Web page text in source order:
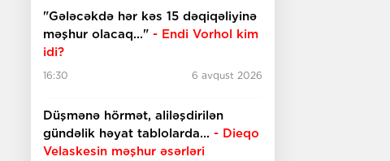
"Gələcəkdə hər kəs 15 dəqiqəliyinə
məşhur olacaq..." - Endi Vorhol kim
idi?
16:30 6 avqust 2026
Düşmənə hörmət, aliləşdirilən
gündəlik həyat tablolarda... - Dieqo
Velaskesin məşhur əsərləri